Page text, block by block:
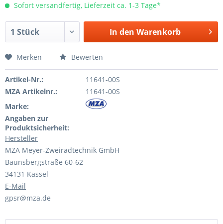
Sofort versandfertig, Lieferzeit ca. 1-3 Tage*
In den Warenkorb
Merken Bewerten
Artikel-Nr.:
11641-00S
MZA Artikelnr.:
11641-00S
Marke:
Angaben zur
Produktsicherheit:
Hersteller
MZA Meyer-Zweiradtechnik GmbH
Baunsbergstraße 60-62
34131 Kassel
E-Mail
gpsr@mza.de